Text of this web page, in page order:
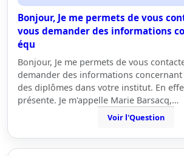
Bonjour, Je me permets de vous
vous demander des informations
équ
Bonjour, Je me permets de vous
demander des informations concernant
des diplômes dans votre institut. En
présente. Je m'appelle Marie Barsacq,…
Voir l'Question